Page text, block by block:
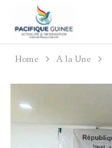
Home A la Une